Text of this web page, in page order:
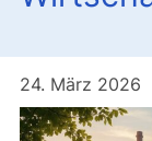
24. März 2026